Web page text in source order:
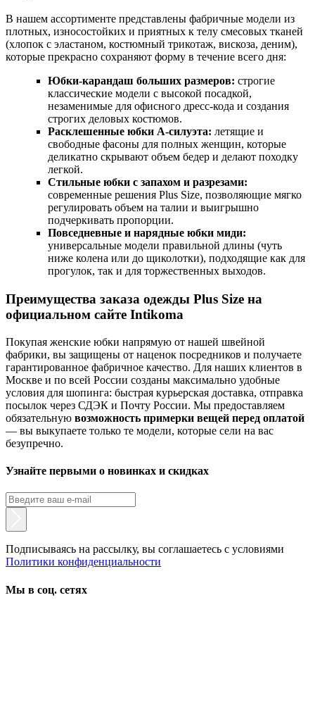
В нашем ассортименте представлены фабричные модели из
плотных, износостойких и приятных к телу смесовых тканей
(хлопок с эластаном, костюмный трикотаж, вискоза, деним),
которые прекрасно сохраняют форму в течение всего дня:
Юбки-карандаш больших размеров: строгие
классические модели с высокой посадкой,
незаменимые для офисного дресс-кода и создания
строгих деловых костюмов.
Расклешенные юбки А-силуэта: летящие и
свободные фасоны для полных женщин, которые
деликатно скрывают объем бедер и делают походку
легкой.
Стильные юбки с запахом и разрезами:
современные решения Plus Size, позволяющие мягко
регулировать объем на талии и выигрышно
подчеркивать пропорции.
Повседневные и нарядные юбки миди:
универсальные модели правильной длины (чуть
ниже колена или до щиколотки), подходящие как для
прогулок, так и для торжественных выходов.
Преимущества заказа одежды Plus Size на
официальном сайте Intikoma
Покупая женские юбки напрямую от нашей швейной
фабрики, вы защищены от наценок посредников и получаете
гарантированное фабричное качество. Для наших клиентов в
Москве и по всей России созданы максимально удобные
условия для шопинга: быстрая курьерская доставка, отправка
посылок через СДЭК и Почту России. Мы предоставляем
обязательную возможность примерки вещей перед оплатой
— вы выкупаете только те модели, которые сели на вас
безупречно.
Узнайте первыми о новинках и скидках
Подписываясь на рассылку, вы соглашаетесь с условиями
Политики конфиденциальности
Мы в соц. сетях